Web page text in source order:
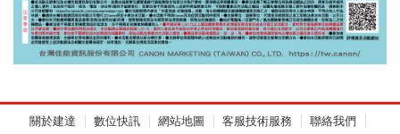
關於建達 數位快訊 網站地圖 客服技術服務
聯絡我們